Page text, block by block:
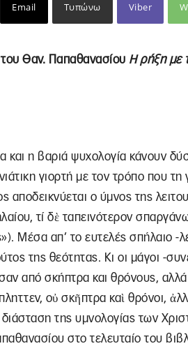
Email Τυπώνω Viber
του Θαν. Παπαθανασίου Η ρήξη με
και η βαριά ψυχολογία κάνουν
γιορτή με τον τρόπο που
αποδεικνύεται ο ύμνος της
τί δὲ ταπεινότερον
Μέσα απ’ το ευτελές σπήλαιο -
της θεότητας. Κι οι μάγοι -
από σκήπτρα και θρόνους,
οὐ σκῆπτρα καὶ θρόνοι,
διάσταση της υμνολογίας των
στο τελευταίο του